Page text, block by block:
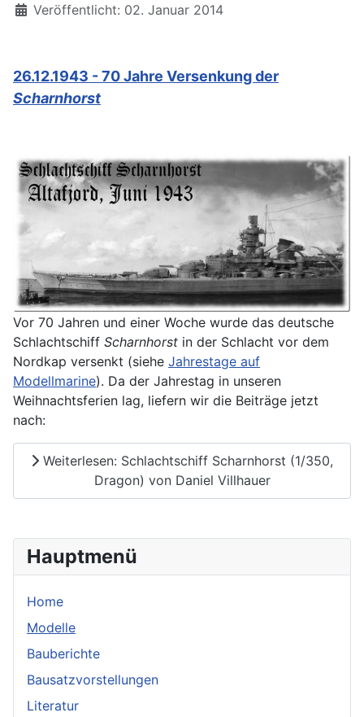
Hauptmenü
Home
Modelle
Bauberichte
Bausatzvorstellungen
Literatur
Details
Veröffentlicht: 02. Januar 2014
26.12.1943 - 70 Jahre Versenkung der
Scharnhorst
Vor 70 Jahren und einer Woche wurde das deutsche
Schlachtschiff Scharnhorst in der Schlacht vor dem
Nordkap versenkt (siehe Jahrestage auf
Modellmarine). Da der Jahrestag in unseren
Weihnachtsferien lag, liefern wir die Beiträge jetzt
nach:
Weiterlesen: Schlachtschiff Scharnhorst (1/350,
Dragon) von Daniel Villhauer